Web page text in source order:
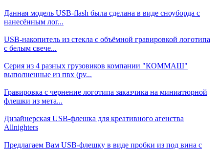
Данная модель USB-flash была сделана в виде сноуборда с
нанесённым лог...
USB-накопитель из стекла с объёмной гравировкой логотипа
с белым свече...
Серия из 4 разных грузовиков компании "КОММАШ"
выполненные из пвх (pv...
Гравировка с чернение логотипа заказчика на миниатюрной
флешки из мета...
Дизайнерская USB-флешка для креативного агенства
Allnighters
Предлагаем Вам USB-флешку в виде пробки из под вина с